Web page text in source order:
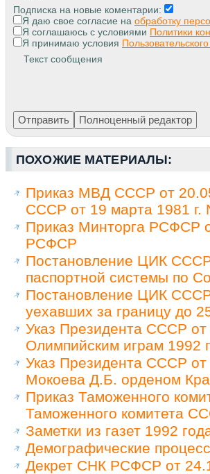
Подписка на новые коментарии:
Я даю свое согласие на обработку
Я соглашаюсь с условиями Политики
Я принимаю условия
Текст сообщения
ПОХОЖИЕ МАТЕРИАЛЫ:
Приказ МВД СССР от
СССР от 19 марта 1981
Приказ Минторга РСФСР
РСФСР
Постановление ЦИК
паспортной системы по
Постановление ЦИК
уехавших за границу до
Указ Президента СССР от
Олимпийским играм 1992
Указ Президента СССР
Мокоева Д.Б. орденом
Приказ Таможенного
Таможенного комитета
Заметки из газет 1992
Демографические
Декрет СНК РСФСР от